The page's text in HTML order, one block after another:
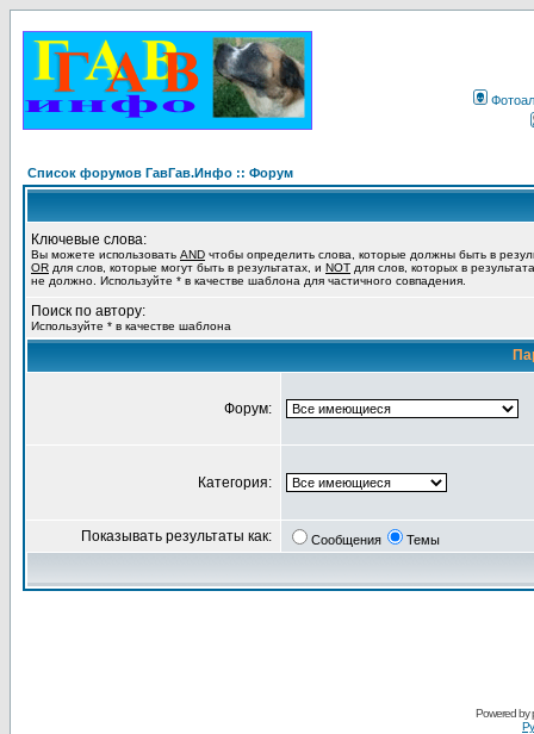
Список форумов ГавГав.Инфо :: Форум
Ключевые слова:
Вы можете использовать AND чтобы определить слова, которые должны быть в
OR для слов, которые могут быть в результатах, и NOT для слов, которых в
не должно. Используйте * в качестве шаблона для частичного совпадения.
Поиск по автору:
Используйте * в качестве шаблона
Форум:
Категория:
Показывать результаты как: Сообщения Темы
Powered by